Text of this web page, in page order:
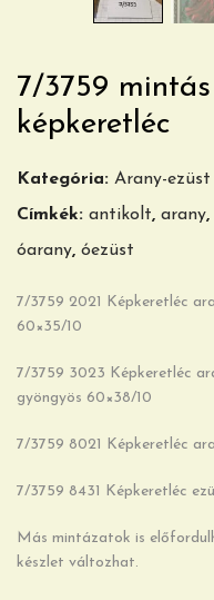
7/3759
képkeretléc
Kategória: Arany-ezüst
Címkék: antikolt, arany,
óarany, óezüst
7/3759 2021 Képkeretléc
60×35/10
7/3759 3023 Képkeretléc
gyöngyös 60×38/10
7/3759 8021 Képkeretléc
7/3759 8431 Képkeretléc
Más mintázatok is
készlet változhat.